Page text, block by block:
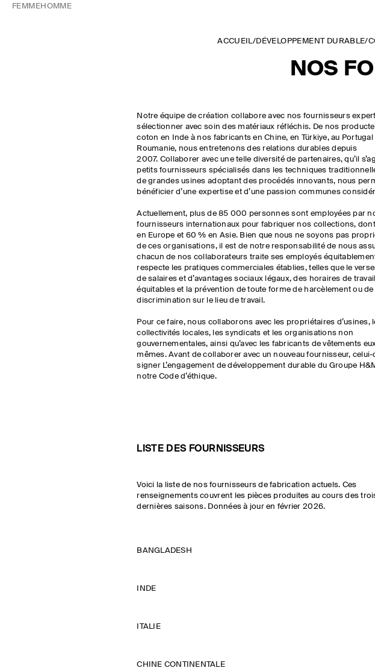
FEMMEHOMME
ACCUEIL/DÉVELOPPEMENT DURABLE/
NOS
Notre équipe de création collabore avec nos fournisseurs
sélectionner avec soin des matériaux réfléchis. De nos
coton en Inde à nos fabricants en Chine, en Türkiye, au Portugal
Roumanie, nous entretenons des relations durables depuis
2007. Collaborer avec une telle diversité de partenaires, qu’il
petits fournisseurs spécialisés dans les techniques
de grandes usines adoptant des procédés innovants, nous
bénéficier d’une expertise et d’une passion communes
Actuellement, plus de 85 000 personnes sont employées par
fournisseurs internationaux pour fabriquer nos collections,
en Europe et 60 % en Asie. Bien que nous ne soyons pas
de ces organisations, il est de notre responsabilité de nous
chacun de nos collaborateurs traite ses employés
respecte les pratiques commerciales établies, telles que le
de salaires et d’avantages sociaux légaux, des horaires de travail
équitables et la prévention de toute forme de harcèlement ou de
discrimination sur le lieu de travail.
Pour ce faire, nous collaborons avec les propriétaires d’usines,
collectivités locales, les syndicats et les organisations non
gouvernementales, ainsi qu’avec les fabricants de vêtements
mêmes. Avant de collaborer avec un nouveau fournisseur,
signer L’engagement de développement durable du Groupe
notre Code d’éthique.
LISTE DES FOURNISSEURS
Voici la liste de nos fournisseurs de fabrication actuels. Ces
renseignements couvrent les pièces produites au cours des
dernières saisons. Données à jour en février 2026.
BANGLADESH
INDE
ITALIE
CHINE CONTINENTALE